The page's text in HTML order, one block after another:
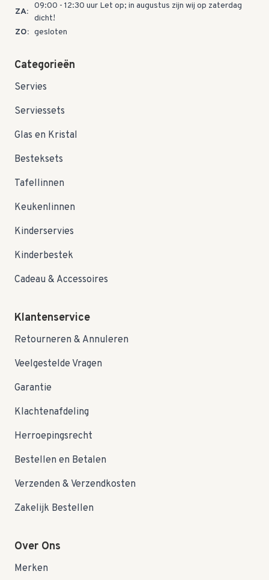
ZA:
09:00 - 12:30 uur Let op; in augustus zijn wij op zaterdag
dicht!
ZO: gesloten
Categorieën
Servies
Serviessets
Glas en Kristal
Besteksets
Tafellinnen
Keukenlinnen
Kinderservies
Kinderbestek
Cadeau & Accessoires
Klantenservice
Retourneren & Annuleren
Veelgestelde Vragen
Garantie
Klachtenafdeling
Herroepingsrecht
Bestellen en Betalen
Verzenden & Verzendkosten
Zakelijk Bestellen
Over Ons
Merken